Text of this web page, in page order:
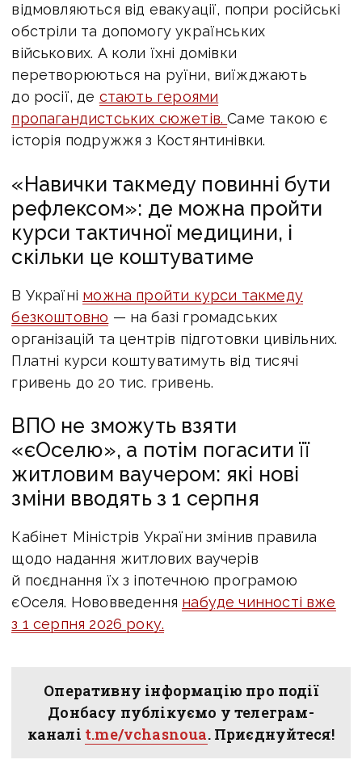
відмовляються від евакуації, попри російські
обстріли та допомогу українських
військових. А коли їхні домівки
перетворюються на руїни, виїжджають
до росії, де стають героями
пропагандистських сюжетів.Саме такою є
історія подружжя з Костянтинівки.
«Навички такмеду повинні бути
рефлексом»: де можна пройти
курси тактичної медицини, і
скільки це коштуватиме
В Україні можна пройти курси такмеду
безкоштовно — на базі громадських
організацій та центрів підготовки цивільних.
Платні курси коштуватимуть від тисячі
гривень до 20 тис. гривень.
ВПО не зможуть взяти
«єОселю», а потім погасити її
житловим ваучером: які нові
зміни вводять з 1 серпня
Кабінет Міністрів України змінив правила
щодо надання житлових ваучерів
й поєднання їх з іпотечною програмою
єОселя. Нововведення набуде чинності вже
з 1 серпня 2026 року.
Оперативну інформацію про події
Донбасу публікуємо у телеграм-
каналі t.me/vchasnoua. Приєднуйтеся!